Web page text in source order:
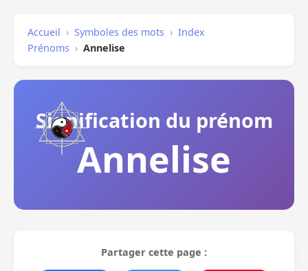
Accueil › Symboles des mots › Index
Prénoms › Annelise
Signification du prénom
Annelise
Partager cette page :